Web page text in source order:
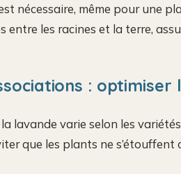
nécessaire, même pour une
entre les racines et la terre,
: optimiser
lavande varie selon les
que les plants ne